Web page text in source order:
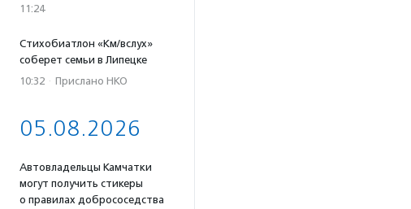
11:24
Стихобиатлон «Км/вслух»
соберет семьи в Липецке
10:32 · Прислано НКО
05.08.2026
Автовладельцы Камчатки
могут получить стикеры
о правилах добрососедства